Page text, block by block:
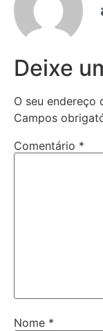
Deixe
O seu endereço
Campos
Comentário *
Nome *